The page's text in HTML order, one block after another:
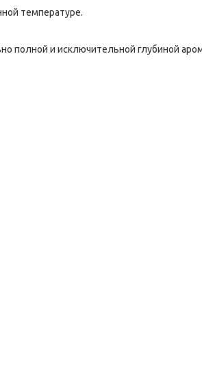
температуре.
полной и исключительной глубиной